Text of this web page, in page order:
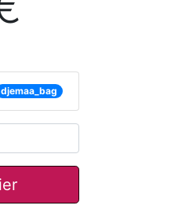
djemaa_bag